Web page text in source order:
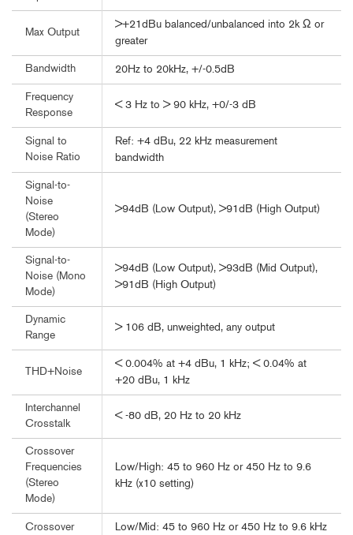
Max Output
>+21dBu balanced/unbalanced into 2k Ω or
greater
Bandwidth 20Hz to 20kHz, +/-0.5dB
Frequency
Response
< 3 Hz to > 90 kHz, +0/-3 dB
Signal to
Noise Ratio
Ref: +4 dBu, 22 kHz measurement
bandwidth
Signal-to-
Noise
(Stereo
Mode)
>94dB (Low Output), >91dB (High Output)
Signal-to-
Noise (Mono
Mode)
>94dB (Low Output), >93dB (Mid Output),
>91dB (High Output)
Dynamic
Range
> 106 dB, unweighted, any output
THD+Noise
< 0.004% at +4 dBu, 1 kHz; < 0.04% at
+20 dBu, 1 kHz
Interchannel
Crosstalk
< -80 dB, 20 Hz to 20 kHz
Crossover
Frequencies
(Stereo
Mode)
Low/High: 45 to 960 Hz or 450 Hz to 9.6
kHz (x10 setting)
Crossover
Low/Mid: 45 to 960 Hz or 450 Hz to 9.6 kHz